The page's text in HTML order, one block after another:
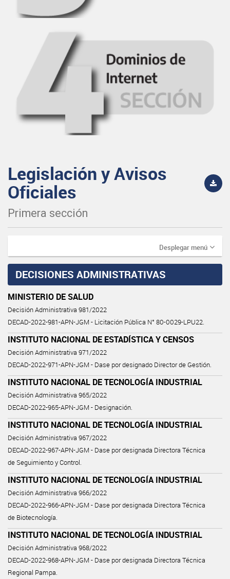
Legislación y Avisos
Oficiales
Primera sección
Desplegar menú
DECISIONES ADMINISTRATIVAS
MINISTERIO DE SALUD
Decisión Administrativa 981/2022
DECAD-2022-981-APN-JGM - Licitación Pública N° 80-0029-LPU22.
INSTITUTO NACIONAL DE ESTADÍSTICA Y CENSOS
Decisión Administrativa 971/2022
DECAD-2022-971-APN-JGM - Dase por designado Director de Gestión.
INSTITUTO NACIONAL DE TECNOLOGÍA INDUSTRIAL
Decisión Administrativa 965/2022
DECAD-2022-965-APN-JGM - Designación.
INSTITUTO NACIONAL DE TECNOLOGÍA INDUSTRIAL
Decisión Administrativa 967/2022
DECAD-2022-967-APN-JGM - Dase por designada Directora Técnica
de Seguimiento y Control.
INSTITUTO NACIONAL DE TECNOLOGÍA INDUSTRIAL
Decisión Administrativa 966/2022
DECAD-2022-966-APN-JGM - Dase por designada Directora Técnica
de Biotecnología.
INSTITUTO NACIONAL DE TECNOLOGÍA INDUSTRIAL
Decisión Administrativa 968/2022
DECAD-2022-968-APN-JGM - Dase por designada Directora Técnica
Regional Pampa.